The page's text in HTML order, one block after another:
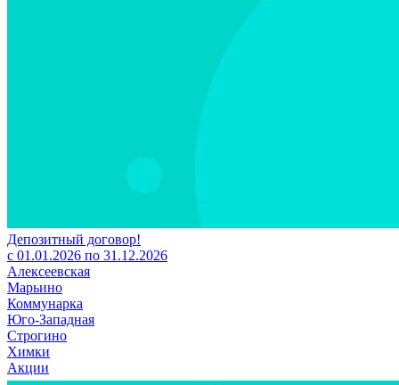
Депозитный договор!
с 01.01.2026 по 31.12.2026
Алексеевская
Марьино
Коммунарка
Юго-Западная
Строгино
Химки
Акции